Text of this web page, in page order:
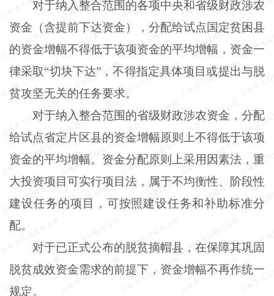
对于纳入整合范围的各项中央和省级财政涉农
资金（含提前下达资金），分配给试点国定贫困县
的资金增幅不得低于该项资金的平均增幅，资金一
律采取“切块下达”，不得指定具体项目或提出与脱
贫攻坚无关的任务要求。
对于纳入整合范围的省级财政涉农资金，分配
给试点省定片区县的资金增幅原则上不得低于该项
资金的平均增幅。资金分配原则上采用因素法，重
大投资项目可实行项目法，属于不均衡性、阶段性
建设任务的项目，可按照建设任务和补助标准分
配。
对于已正式公布的脱贫摘帽县，在保障其巩固
脱贫成效资金需求的前提下，资金增幅不再作统一
规定。